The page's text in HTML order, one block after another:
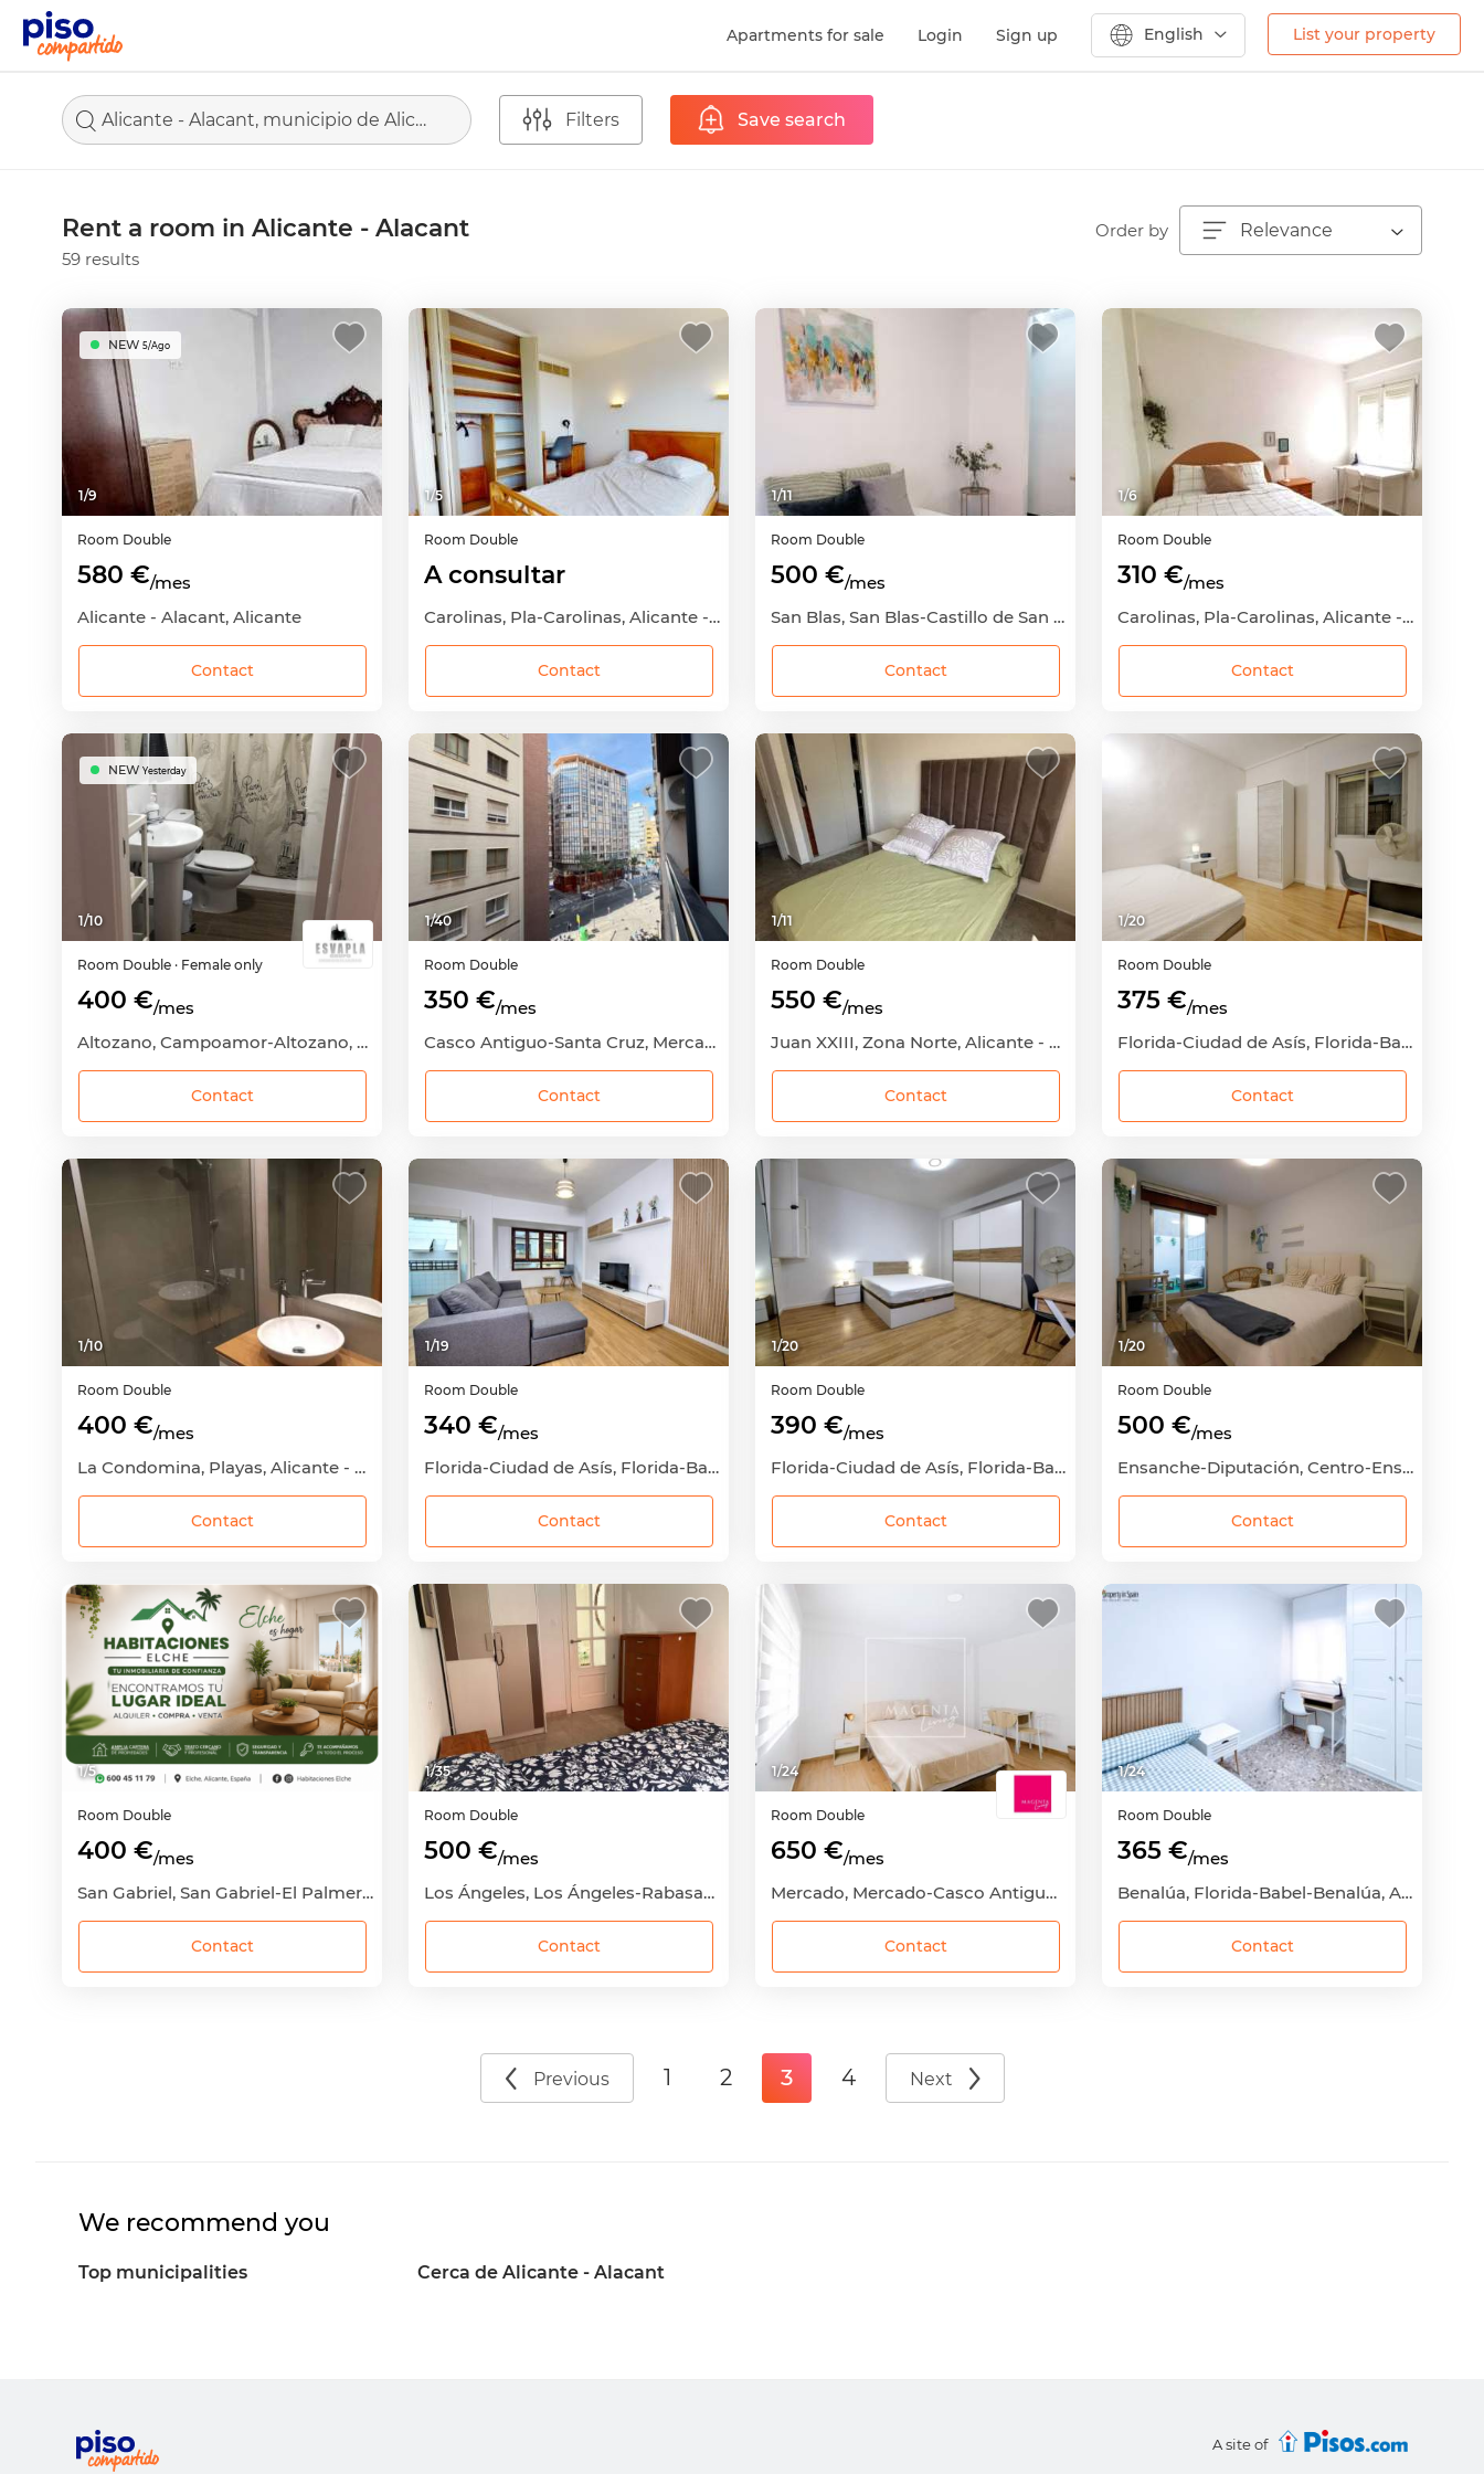
Apartments for sale Login Sign up English List your property
Alicante - Alacant, municipio de Alicante Filters Save search
Rent a room in Alicante - Alacant
59 results
Order by Relevance
1/9
NEW 5/Ago
Room Double
580 €/mes
Alicante - Alacant, Alicante
Contact
1/5
Room Double
A consultar
Carolinas, Pla-Carolinas, Alicante - Alacant, Alicante
Contact
1/11
Room Double
500 €/mes
San Blas, San Blas-Castillo de San Fernando, Alicante - Alacant, Alicante
Contact
1/6
Room Double
310 €/mes
Carolinas, Pla-Carolinas, Alicante - Alacant, Alicante
Contact
1/10
NEW Yesterday
Room Double · Female only
400 €/mes
Altozano, Campoamor-Altozano, Alicante - Alacant, Alicante
Contact
1/40
Room Double
350 €/mes
Casco Antiguo-Santa Cruz, Mercado-Casco Antiguo, Alicante - Alacant, Alicante
Contact
1/11
Room Double
550 €/mes
Juan XXIII, Zona Norte, Alicante - Alacant, Alicante
Contact
1/20
Room Double
375 €/mes
Florida-Ciudad de Asís, Florida-Babel-Benalúa, Alicante - Alacant, Alicante
Contact
1/10
Room Double
400 €/mes
La Condomina, Playas, Alicante - Alacant, Alicante
Contact
1/19
Room Double
340 €/mes
Florida-Ciudad de Asís, Florida-Babel-Benalúa, Alicante - Alacant, Alicante
Contact
1/20
Room Double
390 €/mes
Florida-Ciudad de Asís, Florida-Babel-Benalúa, Alicante - Alacant, Alicante
Contact
1/20
Room Double
500 €/mes
Ensanche-Diputación, Centro-Ensanche, Alicante - Alacant, Alicante
Contact
1/5
Room Double
400 €/mes
San Gabriel, San Gabriel-El Palmeral-Urbanova, Alicante - Alacant, Alicante
Contact
1/35
Room Double
500 €/mes
Los Ángeles, Los Ángeles-Rabasa-San Agustín, Alicante - Alacant, Alicante
Contact
1/24
Room Double
650 €/mes
Mercado, Mercado-Casco Antiguo, Alicante - Alacant, Alicante
Contact
1/24
Room Double
365 €/mes
Benalúa, Florida-Babel-Benalúa, Alicante - Alacant, Alicante
Contact
Previous 1 2 3 4 Next
We recommend you
Top municipalities Cerca de Alicante - Alacant
A site of